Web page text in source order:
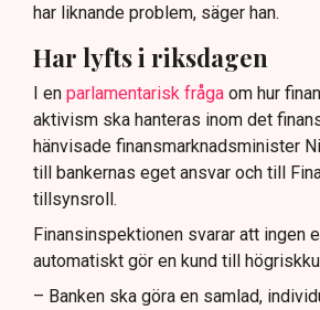
har liknande problem, säger han.
Har lyfts i riksdagen
I en parlamentarisk fråga om hur
aktivism ska hanteras inom det
hänvisade finansmarknadsminister
till bankernas eget ansvar och till
tillsynsroll.
Finansinspektionen svarar att ingen
automatiskt gör en kund till
– Banken ska göra en samlad,